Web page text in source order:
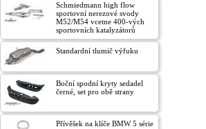
Schmiedmann high flow
sportovní nerezové svody
M52/M54 vcetne 400-vých
sportovních katalyzátorů
Standardní tlumič výfuku
Boční spodní kryty sedadel
černé, set pro obě strany
Přívěšek na klíče BMW 5 série